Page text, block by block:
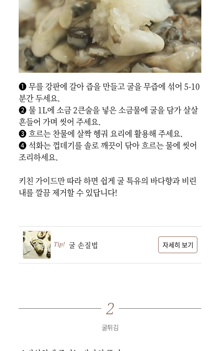
❶ 무를 강판에 갈아 즙을 만들고 굴을 무즙에 섞어 5-10
분간 두세요.
❷ 물 1L에 소금 2큰술을 넣은 소금물에 굴을 담가 살살
흔들어 가며 씻어 주세요.
❸ 흐르는 찬물에 살짝 헹궈 요리에 활용해 주세요.
❹ 석화는 껍데기를 솔로 깨끗이 닦아 흐르는 물에 씻어
조리하세요.
키친 가이드만 따라 하면 쉽게 굴 특유의 바다향과 비린
내를 깔끔 제거할 수 있답니다!
굴 손질법 자세히 보기
굴튀김